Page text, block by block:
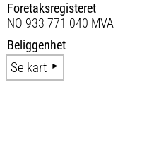
Foretaksregisteret
NO 933 771 040 MVA
Beliggenhet
Se kart